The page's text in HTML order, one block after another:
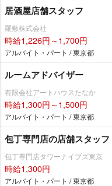
居酒屋店舗スタッフ
羅敷株式会社
時給1,226円～1,700円
アルバイト・パート / 東京都
ルームアドバイザー
有限会社アートハウスたなか
時給1,300円～1,500円
アルバイト・パート / 東京都
包丁専門店の店舗スタッフ
包丁専門店タワーナイブズ東京
時給1,300円
アルバイト・パート / 東京都